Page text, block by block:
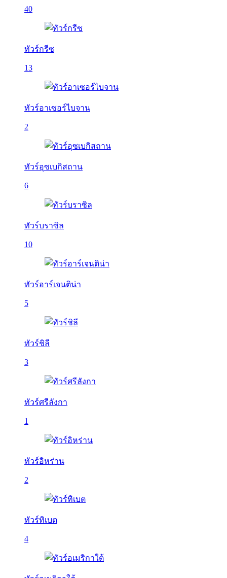
40
ทัวร์กรีซ
13
ทัวร์อาเซอร์ไบจาน
2
ทัวร์อุซเบกิสถาน
6
ทัวร์บราซิล
10
ทัวร์อาร์เจนติน่า
5
ทัวร์ชิลี
3
ทัวร์ศรีลังกา
1
ทัวร์อิหร่าน
2
ทัวร์ทิเบต
4